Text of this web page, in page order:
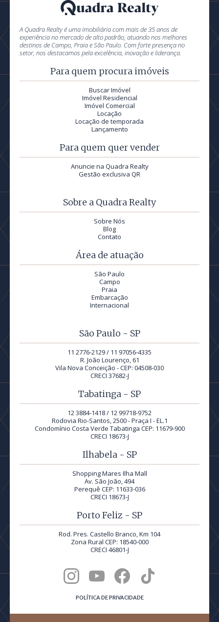
A Quadra Realty é uma imobiliária com mais de 35 anos de
experiência no mercado de alto padrão, atuando nos melhores
destinos de Campo, Praia e São Paulo. Com forte presença no
setor, nos destacamos pela excelência, inovação e liderança.
Para quem procura imóveis
Buscar Imóvel
Imóvel Residencial
Imóvel Comercial
Locação
Locação de temporada
Lançamento
Para quem quer vender
Anuncie na Quadra Realty
Gestão exclusiva QR
Sobre a Quadra Realty
Sobre Nós
Blog
Contato
Área de atuação
São Paulo
Campo
Praia
Embarcação
Internacional
São Paulo - SP
11 2776-2129 / 11 97056-4335
R. João Lourenço, 61
Vila Nova Conceição - CEP: 04508-030
CRECI 37682-J
Tabatinga - SP
12 3884-1418 / 12 99718-9752
Rodovia Rio-Santos, 2500 - Praça I - EL.1
Condomínio Costa Verde Tabatinga CEP: 11679-900
CRECI 18673-J
Ilhabela - SP
Shopping Mares Ilha Mall
Av. São João, 494
Perequê CEP: 11633-036
CRECI 18673-J
Porto Feliz - SP
Rod. Pres. Castello Branco, Km 104
Zona Rural CEP: 18540-000
CRECI 46801-J
POLÍTICA DE PRIVACIDADE